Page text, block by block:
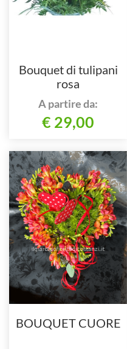
Bouquet di tulipani
rosa
A partire da:
€ 29,00
BOUQUET CUORE